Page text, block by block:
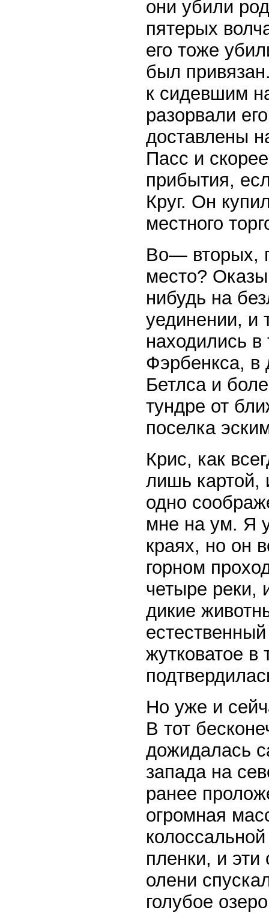
они убили
пятерых
его тоже
был
к сидевшим
разорвали
доставлены
Пасс и
прибытия,
Круг. Он
местного
Во— вторых,
место?
нибудь на
уединении, и
находились в
Фэрбенкса, в
Бетлса и
тундре от
поселка
Крис, как
лишь картой,
одно
мне на ум. Я
краях, но он
горном
четыре реки,
дикие
жутковатое в
Но уже и
В тот
дожидалась
запада на
ранее
огромная
пленки, и эти
олени
голубое